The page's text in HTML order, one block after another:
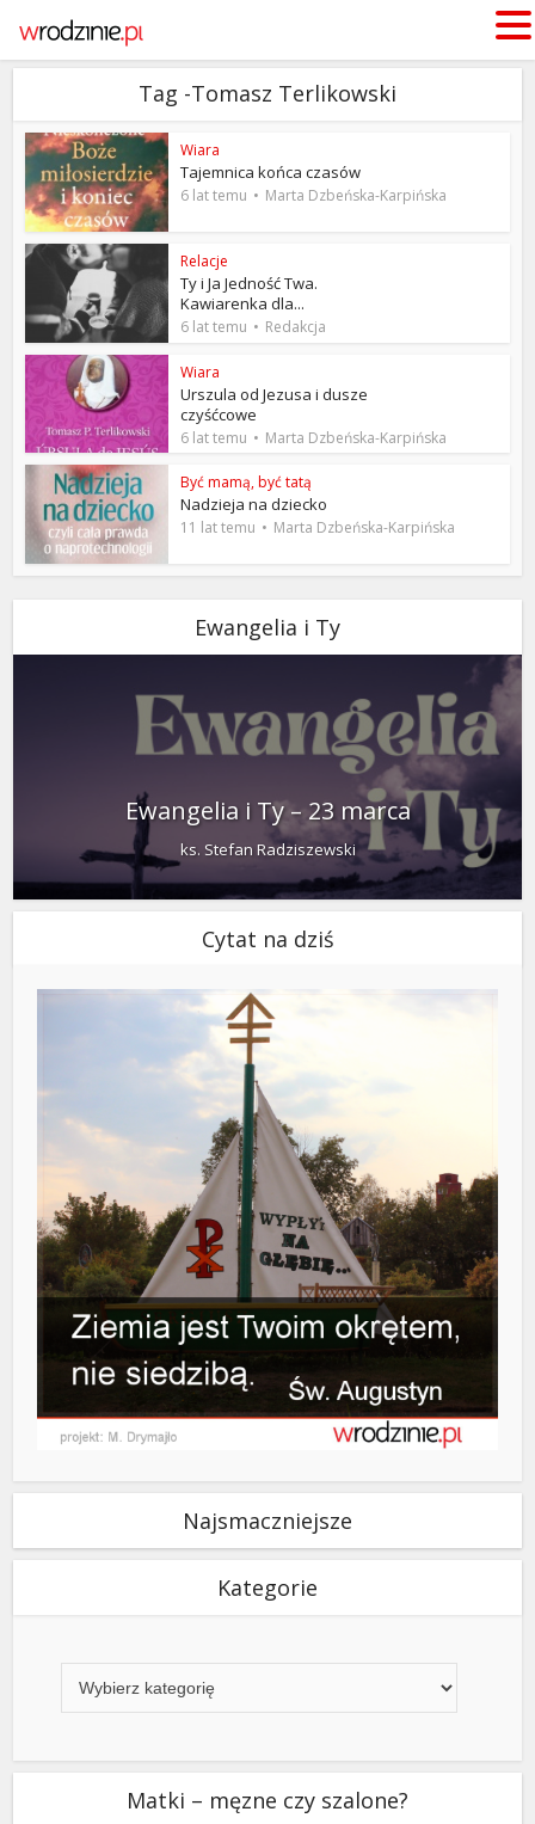
Tag -Tomasz Terlikowski
Wiara
Tajemnica końca czasów
6 lat temu Marta Dzbeńska-Karpińska
Relacje
Ty i Ja Jedność Twa.
Kawiarenka dla...
6 lat temu Redakcja
Wiara
Urszula od Jezusa i dusze
czyśćcowe
6 lat temu Marta Dzbeńska-Karpińska
Być mamą, być tatą
Nadzieja na dziecko
11 lat temu Marta Dzbeńska-Karpińska
Ewangelia i Ty
Ewangelia i Ty – 23 marca
ks. Stefan Radziszewski
Cytat na dziś
Najsmaczniejsze
Kategorie
Matki – męzne czy szalone?